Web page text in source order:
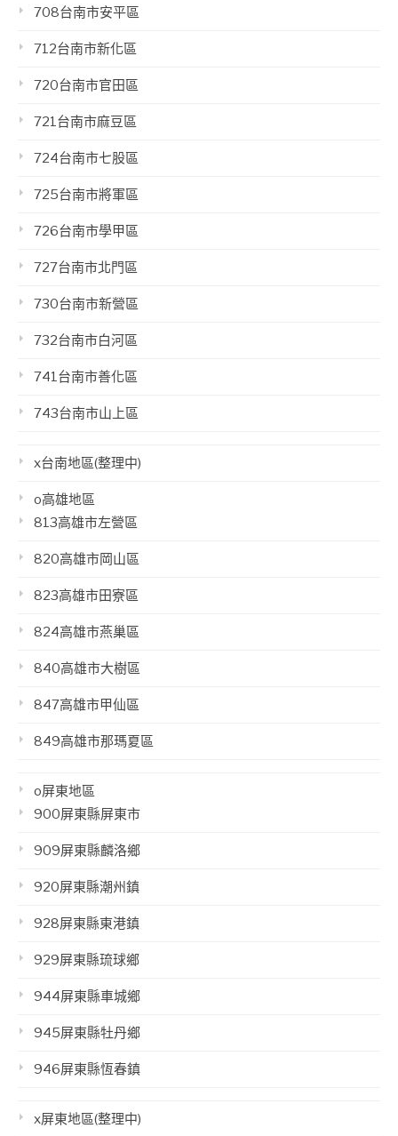
708台南市安平區
712台南市新化區
720台南市官田區
721台南市麻豆區
724台南市七股區
725台南市將軍區
726台南市學甲區
727台南市北門區
730台南市新營區
732台南市白河區
741台南市善化區
743台南市山上區
x台南地區(整理中)
o高雄地區
813高雄市左營區
820高雄市岡山區
823高雄市田寮區
824高雄市燕巢區
840高雄市大樹區
847高雄市甲仙區
849高雄市那瑪夏區
o屏東地區
900屏東縣屏東市
909屏東縣麟洛鄉
920屏東縣潮州鎮
928屏東縣東港鎮
929屏東縣琉球鄉
944屏東縣車城鄉
945屏東縣牡丹鄉
946屏東縣恆春鎮
x屏東地區(整理中)